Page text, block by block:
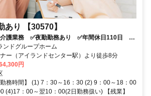
あり 【30570】
介護業務 ✅夜勤勤務あり ✅年間休日110日 ✅
センター駅より徒歩8分 ✅応募条件：介護系
ンドグループホーム
甲ライナー（アイランドセンター駅）より徒歩8分
円
務時間】 (1) 7：30～16：30 (2) 9：00～18：00
(4)17：00～翌10：00(2日勤務扱い) 【残業】